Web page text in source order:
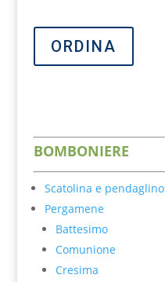
ORDINA
BOMBONIERE
Scatolina e pendaglino
Pergamene
Battesimo
Comunione
Cresima